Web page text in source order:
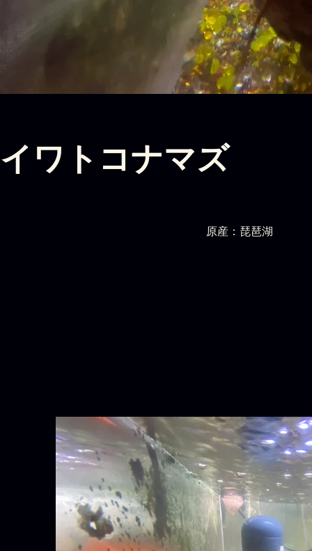
イワトコナマズ
原産：琵琶湖